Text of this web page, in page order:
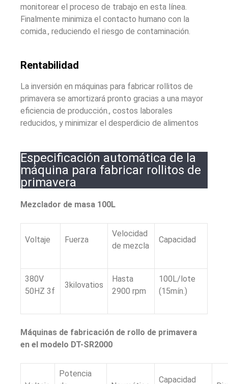
monitorear el proceso de trabajo en esta línea.
Finalmente minimiza el contacto humano con la
comida., reduciendo el riesgo de contaminación.
Rentabilidad
La inversión en máquinas para fabricar rollitos de
primavera se amortizará pronto gracias a una mayor
eficiencia de producción., costos laborales
reducidos, y minimizar el desperdicio de alimentos
Especificación automática de la
máquina para fabricar rollitos de
primavera
Mezclador de masa 100L
Voltaje Fuerza
Velocidad
de mezcla
Capacidad
380V
50HZ 3f
3kilovatios
Hasta
2900 rpm
100L/lote
(15mín.)
Máquinas de fabricación de rollo de primavera
en el modelo DT-SR2000
Potencia
Capacidad